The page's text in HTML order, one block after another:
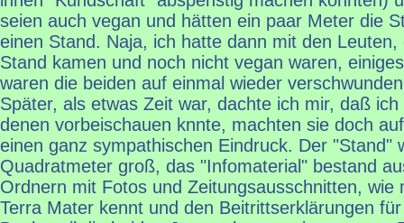
seien auch vegan und hätten ein paar Meter die
einen Stand. Naja, ich hatte dann mit den
Stand kamen und noch nicht vegan waren,
waren die beiden auf einmal wieder
Später, als etwas Zeit war, dachte ich mir, daß
denen vorbeischauen knnte, machten sie doch
einen ganz sympathischen Eindruck. Der "Stand"
Quadratmeter groß, das "Infomaterial" bestand
Ordnern mit Fotos und Zeitungsausschnitten, wie
Terra Mater kennt und den Beitrittserklärungen